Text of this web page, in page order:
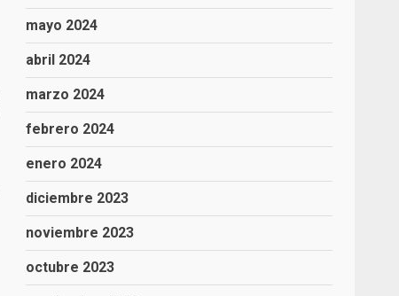
mayo 2024
abril 2024
marzo 2024
febrero 2024
enero 2024
diciembre 2023
noviembre 2023
octubre 2023